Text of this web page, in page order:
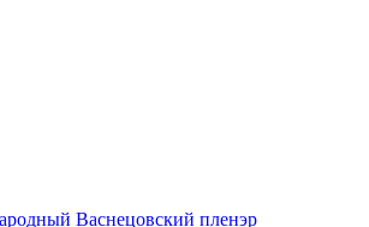
Васнецовский пленэр